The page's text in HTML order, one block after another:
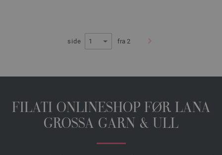
side fra 2
FILATI ONLINESHOP FØR LANA
GROSSA GARN & ULL